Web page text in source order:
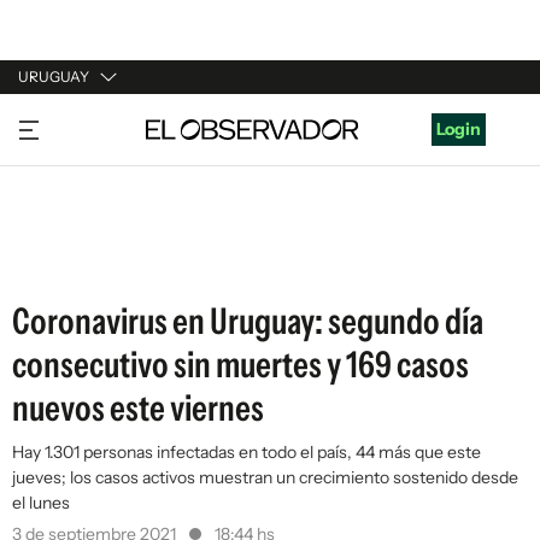
URUGUAY
URUGUAY
ARGENTINA
Login
Coronavirus en Uruguay: segundo día
consecutivo sin muertes y 169 casos
nuevos este viernes
Hay 1.301 personas infectadas en todo el país, 44 más que este
jueves; los casos activos muestran un crecimiento sostenido desde
el lunes
3 de septiembre 2021
18:44 hs